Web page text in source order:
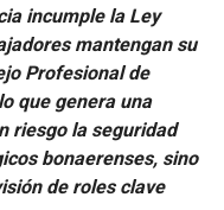
incumple la Ley
mantengan su
Profesional de
que genera una
riesgo la seguridad
bonaerenses, sino
de roles clave